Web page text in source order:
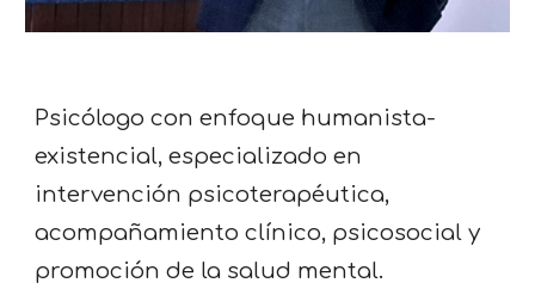
Psicólogo con enfoque humanista-
existencial, especializado en
intervención psicoterapéutica,
acompañamiento clínico, psicosocial y
promoción de la salud mental.